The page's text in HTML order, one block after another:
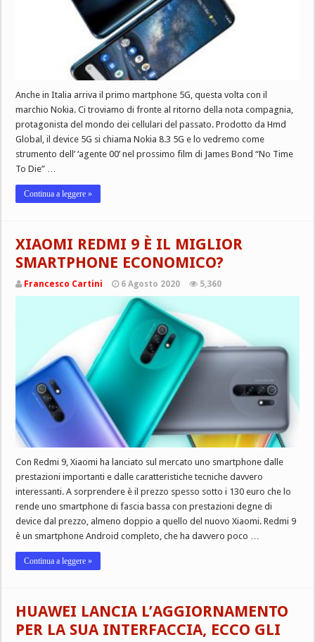
Anche in Italia arriva il primo martphone 5G, questa volta con il
marchio Nokia. Ci troviamo di fronte al ritorno della nota compagnia,
protagonista del mondo dei cellulari del passato. Prodotto da Hmd
Global, il device 5G si chiama Nokia 8.3 5G e lo vedremo come
strumento dell’ ‘agente 00’ nel prossimo film di James Bond “No Time
To Die” …
Continua a leggere »
XIAOMI REDMI 9 È IL MIGLIOR
SMARTPHONE ECONOMICO?
Francesco Cartini 6 Agosto 2020 5,360
Con Redmi 9, Xiaomi ha lanciato sul mercato uno smartphone dalle
prestazioni importanti e dalle caratteristiche tecniche davvero
interessanti. A sorprendere è il prezzo spesso sotto i 130 euro che lo
rende uno smartphone di fascia bassa con prestazioni degne di
device dal prezzo, almeno doppio a quello del nuovo Xiaomi. Redmi 9
è un smartphone Android completo, che ha davvero poco …
Continua a leggere »
HUAWEI LANCIA L’AGGIORNAMENTO
PER LA SUA INTERFACCIA, ECCO GLI